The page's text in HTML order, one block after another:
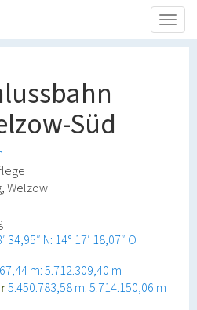
Süd
Welzow
34,95″ N: 14° 17′ 18,07″ O
m: 5.712.309,40 m
5.450.783,58 m: 5.714.150,06 m